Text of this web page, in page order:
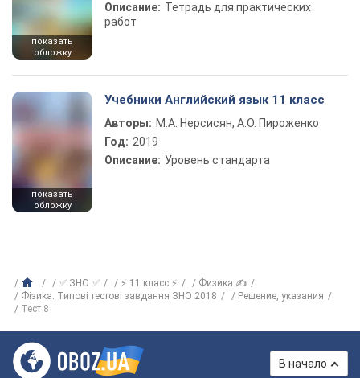
показать
обложку
Описание: Тетрадь для практических
работ
показать
обложку
Учебники Английский язык 11 класс
Авторы: М.А. Нерсисян, А.О. Пироженко
Год: 2019
Описание: Уровень стандарта
✅ ЗНО ✅ ⚡ 11 класс ⚡
Физика ✍
Фізика. Типові тестові завдання ЗНО 2018
Решение, указания
Тест 8
В начало